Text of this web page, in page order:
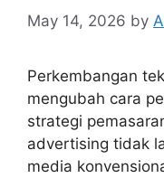
May 14, 2026 by
Perkembangan
mengubah cara
strategi
advertising tidak
media